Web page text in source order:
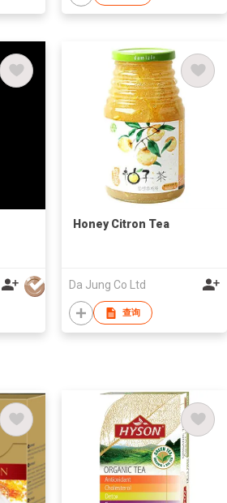
Honey Citron Tea
Da Jung Co Ltd
查询